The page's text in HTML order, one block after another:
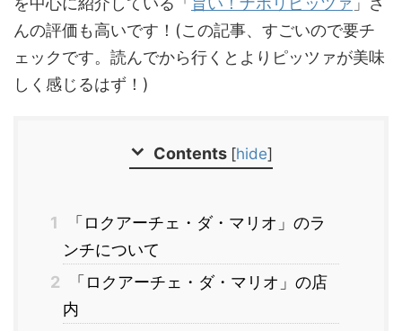
んの評価も高いです！(この記事、すごいので要チ
ェックです。読んでから行くとよりピッツァが美味
しく感じるはず！)
Contents [hide]
1
「ロクアーチェ・ダ・マリオ」のラ
ンチについて
2
「ロクアーチェ・ダ・マリオ」の店
内